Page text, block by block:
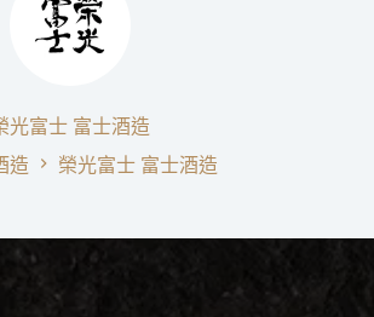
光富士 富士酒造
造 榮光富士 富士酒造